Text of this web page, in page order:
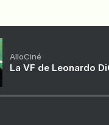
AlloCiné
La VF de Leonardo